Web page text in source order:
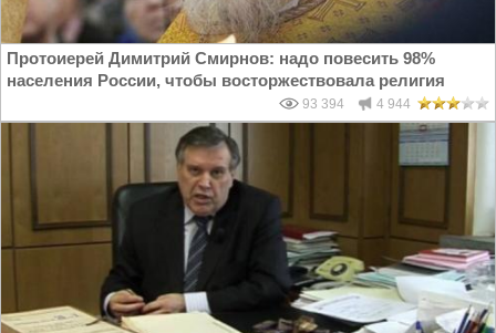
Протоиерей Димитрий Смирнов: надо повесить 98%
населения России, чтобы восторжествовала религия
93 394 4 944